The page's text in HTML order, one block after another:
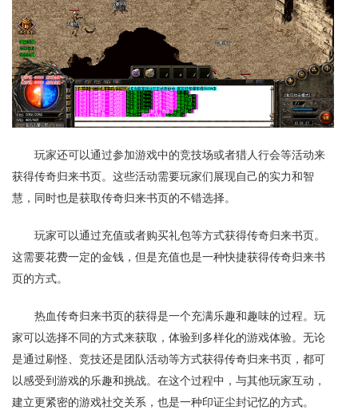
玩家还可以通过参加游戏中的竞技场或者猎人行会等活动来
获得传奇归来书页。这些活动需要玩家们展现自己的实力和智
慧，同时也是获取传奇归来书页的不错选择。
玩家可以通过充值或者购买礼包等方式获得传奇归来书页。
这需要花费一定的金钱，但是充值也是一种快捷获得传奇归来书
页的方式。
热血传奇归来书页的获得是一个充满乐趣和趣味的过程。玩
家可以选择不同的方式来获取，体验到多样化的游戏体验。无论
是通过刷怪、竞技还是团队活动等方式获得传奇归来书页，都可
以感受到游戏的乐趣和挑战。在这个过程中，与其他玩家互动，
建立更紧密的游戏社交关系，也是一种印证尘封记忆的方式。